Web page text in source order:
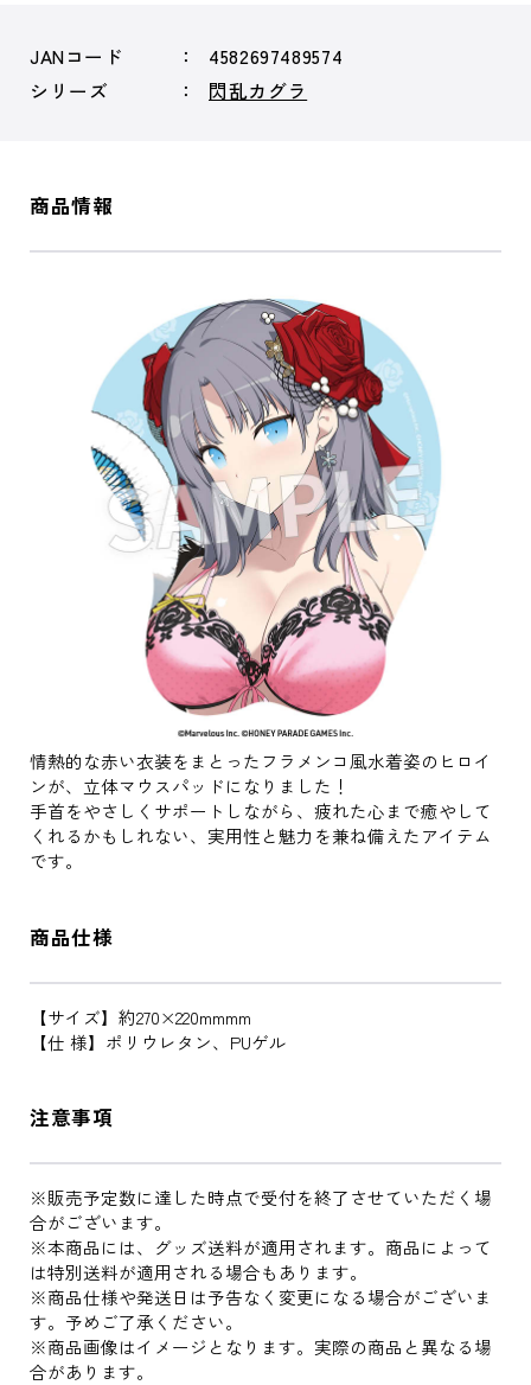
JANコード
4582697489574
シリーズ
閃乱カグラ
商品情報
情熱的な赤い衣装をまとったフラメンコ風水着姿のヒロイ
ンが、立体マウスパッドになりました！
手首をやさしくサポートしながら、疲れた心まで癒やして
くれるかもしれない、実用性と魅力を兼ね備えたアイテム
です。
商品仕様
【サイズ】約270×220mmmm
【仕 様】ポリウレタン、PUゲル
注意事項
※販売予定数に達した時点で受付を終了させていただく場
合がございます。
※本商品には、グッズ送料が適用されます。商品によって
は特別送料が適用される場合もあります。
※商品仕様や発送日は予告なく変更になる場合がございま
す。予めご了承ください。
※商品画像はイメージとなります。実際の商品と異なる場
合があります。